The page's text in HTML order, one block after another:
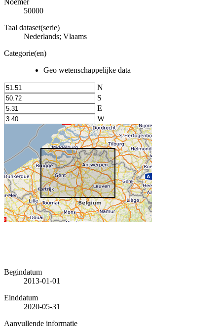
50000
Taal dataset(serie)
Nederlands; Vlaams
Categorie(en)
Geo wetenschappelijke data
N
S
E
W
Begindatum
2013-01-01
Einddatum
2020-05-31
Aanvullende informatie